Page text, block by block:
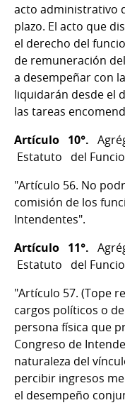
acto administrativo
plazo. El acto que
el derecho del
de remuneración
a desempeñar con
liquidarán desde el
las tareas
Artículo 10°.
Estatuto del
"Artículo 56. No
comisión de los
Intendentes".
Artículo 11°.
Estatuto del
"Artículo 57. (Tope
cargos políticos o
persona física que
Congreso de
naturaleza del
percibir ingresos
el desempeño